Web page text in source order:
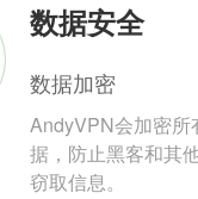
数据安全
数据加密
AndyVPN会加密所
据，防止黑客和其
窃取信息。